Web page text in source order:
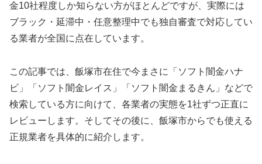
金10社程度しか知らない方がほとんどですが、実際には
ブラック・延滞中・任意整理中でも独自審査で対応してい
る業者が全国に点在しています。
この記事では、飯塚市在住で今まさに「ソフト闇金ハナ
ビ」「ソフト闇金レイス」「ソフト闇金まるきん」などで
検索している方に向けて、各業者の実態を1社ずつ正直に
レビューします。そしてその後に、飯塚市からでも使える
正規業者を具体的に紹介します。